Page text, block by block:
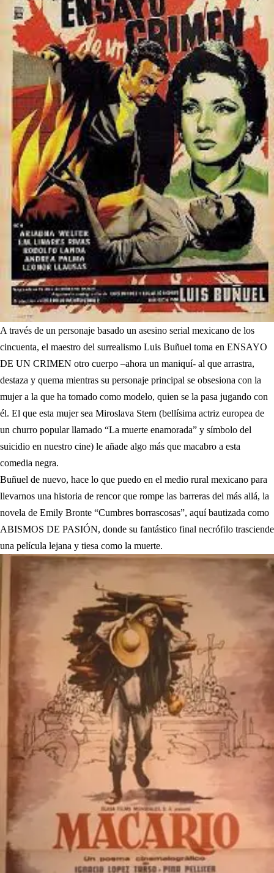
A través de un personaje basado un asesino serial mexicano de los
cincuenta, el maestro del surrealismo Luis Buñuel toma en ENSAYO
DE UN CRIMEN otro cuerpo –ahora un maniquí- al que arrastra,
destaza y quema mientras su personaje principal se obsesiona con la
mujer a la que ha tomado como modelo, quien se la pasa jugando con
él. El que esta mujer sea Miroslava Stern (bellísima actriz europea de
un churro popular llamado “La muerte enamorada” y símbolo del
suicidio en nuestro cine) le añade algo más que macabro a esta
comedia negra.
Buñuel de nuevo, hace lo que puedo en el medio rural mexicano para
llevarnos una historia de rencor que rompe las barreras del más allá, la
novela de Emily Bronte “Cumbres borrascosas”, aquí bautizada como
ABISMOS DE PASIÓN, donde su fantástico final necrófilo trasciende
una película lejana y tiesa como la muerte.